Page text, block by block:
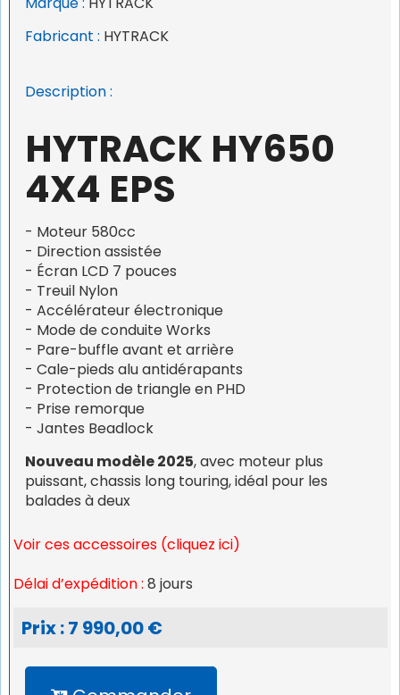
Fabricant : HYTRACK
Description :
HYTRACK HY650
4X4 EPS
- Moteur 580cc
- Direction assistée
- Écran LCD 7 pouces
- Treuil Nylon
- Accélérateur électronique
- Mode de conduite Works
- Pare-buffle avant et arrière
- Cale-pieds alu antidérapants
- Protection de triangle en PHD
- Prise remorque
- Jantes Beadlock
Nouveau modèle 2025, avec moteur plus
puissant, chassis long touring, idéal pour les
balades à deux
Voir ces accessoires (cliquez ici)
Délai d’expédition : 8 jours
Prix : 7 990,00 €